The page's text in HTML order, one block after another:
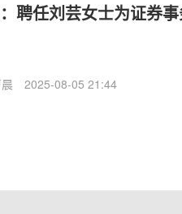
聘任刘芸女士为证券
2025-08-05 21:44